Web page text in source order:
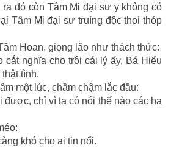
đó còn Tâm Mi đại sư y không có
Tâm Mi đại sư truíng độc thoi thóp
Hoan, giọng lão như thách thức:
cắt nghĩa cho trôi cái lý ấy, Bá Hiểu
tình.
một lúc, chầm chậm lắc đầu:
được, chỉ vì ta có nói thế nào các hạ
khó cho ai tin nổi.